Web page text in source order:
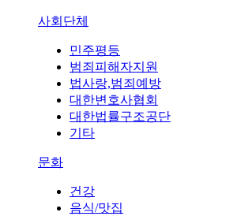
사회단체
민주평등
범죄피해자지원
법사랑,범죄예방
대한변호사협회
대한법률구조공단
기타
문화
건강
음식/맛집